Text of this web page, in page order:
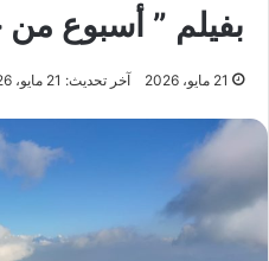
بفيلم ” أسبوع من
21 مايو، 2026 آخر تحديث: 21 مايو، 2026